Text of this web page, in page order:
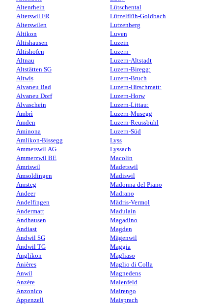
Altenrhein
Alterswil FR
Alterswilen
Altikon
Altishausen
Altishofen
Altnau
Altstätten SG
Altwis
Alvaneu Bad
Alvaneu Dorf
Alvaschein
Ambrì
Amden
Aminona
Amlikon-Bissegg
Ammerswil AG
Ammerzwil BE
Amriswil
Amsoldingen
Amsteg
Andeer
Andelfingen
Andermatt
Andhausen
Andiast
Andwil SG
Andwil TG
Anglikon
Anières
Anwil
Anzère
Anzonico
Appenzell
Lütschental
Lützelflüh-Goldbach
Lutzenberg
Luven
Luzein
Luzern-
Luzern-Altstadt
Luzern-Biregg:
Luzern-Bruch
Luzern-Hirschmatt:
Luzern-Horw
Luzern-Littau:
Luzern-Musegg
Luzern-Reussbühl
Luzern-Süd
Lyss
Lyssach
Macolin
Madetswil
Madiswil
Madonna del Piano
Madrano
Mädris-Vermol
Madulain
Magadino
Magden
Mägenwil
Maggia
Magliaso
Maglio di Colla
Magnedens
Maienfeld
Mairengo
Maisprach